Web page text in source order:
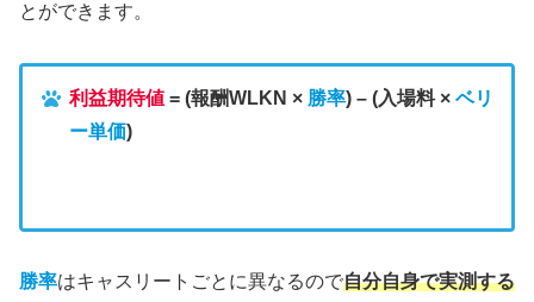
とができます。
利益期待値= (報酬WLKN × 勝率) – (入場料 × ベリ
ー単価)
勝率はキャスリートごとに異なるので自分自身で実測する